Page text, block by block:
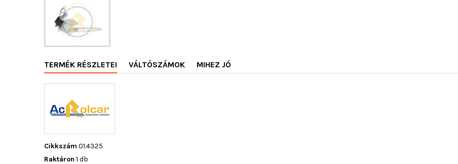
TERMÉK RÉSZLETEI VÁLTÓSZÁMOK MIHEZ JÓ
Cikkszám 01.4325
Raktáron 1 db